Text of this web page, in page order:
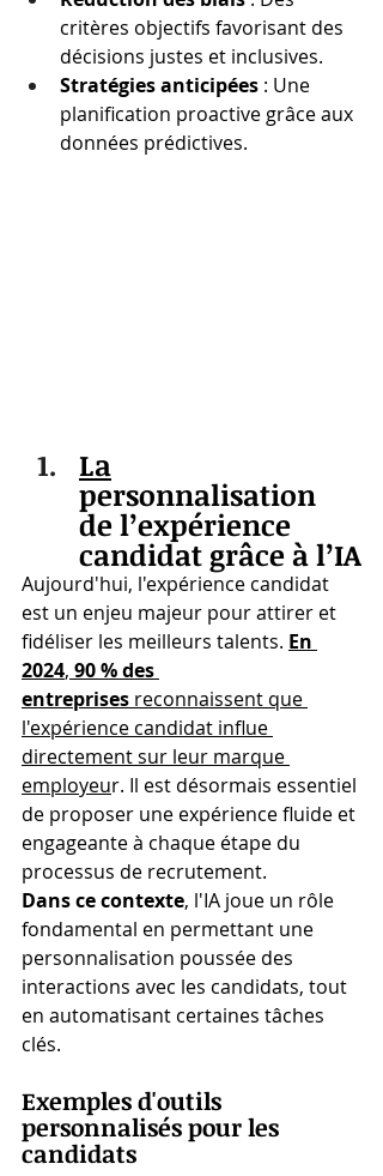
critères objectifs favorisant des
décisions justes et inclusives.
Stratégies anticipées : Une
planification proactive grâce aux
données prédictives.
La
personnalisation
de l’expérience
candidat grâce à l’IA
Aujourd'hui, l'expérience candidat
est un enjeu majeur pour attirer et
fidéliser les meilleurs talents. En
2024, 90 % des
entreprises reconnaissent que
l'expérience candidat influe
directement sur leur marque
employeur​. Il est désormais essentiel
de proposer une expérience fluide et
engageante à chaque étape du
processus de recrutement.
Dans ce contexte, l'IA joue un rôle
fondamental en permettant une
personnalisation poussée des
interactions avec les candidats, tout
en automatisant certaines tâches
clés.
Exemples d'outils
personnalisés pour les
candidats